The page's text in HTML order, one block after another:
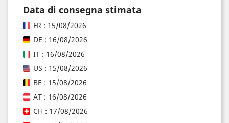
Data di consegna stimata
FR : 15/08/2026
DE : 16/08/2026
IT : 16/08/2026
US : 15/08/2026
BE : 15/08/2026
AT : 16/08/2026
CH : 17/08/2026